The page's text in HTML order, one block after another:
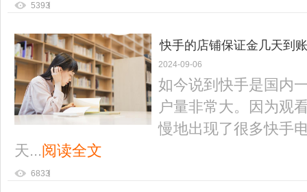
5393
快手的店铺保证金几天到
2024-09-06
如今说到快手是国内
户量非常大。因为观
慢地出现了很多快手
天...阅读全文
6833